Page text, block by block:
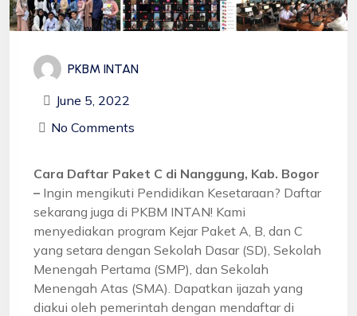
PKBM INTAN
June 5, 2022
No Comments
Cara Daftar Paket C di Nanggung, Kab. Bogor
– Ingin mengikuti Pendidikan Kesetaraan? Daftar
sekarang juga di PKBM INTAN! Kami
menyediakan program Kejar Paket A, B, dan C
yang setara dengan Sekolah Dasar (SD), Sekolah
Menengah Pertama (SMP), dan Sekolah
Menengah Atas (SMA). Dapatkan ijazah yang
diakui oleh pemerintah dengan mendaftar di